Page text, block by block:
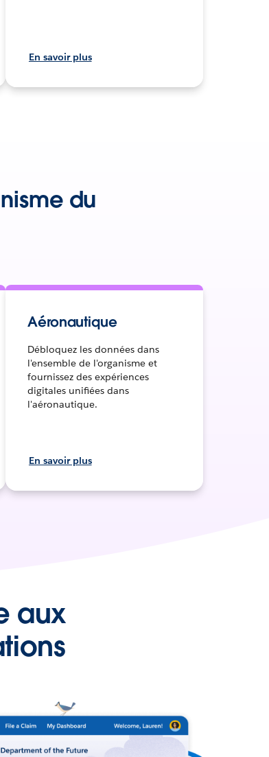
En savoir plus
du
Aéronautique
Débloquez les données dans
l'ensemble de l'organisme et
fournissez des expériences
digitales unifiées dans
l'aéronautique.
En savoir plus
aux